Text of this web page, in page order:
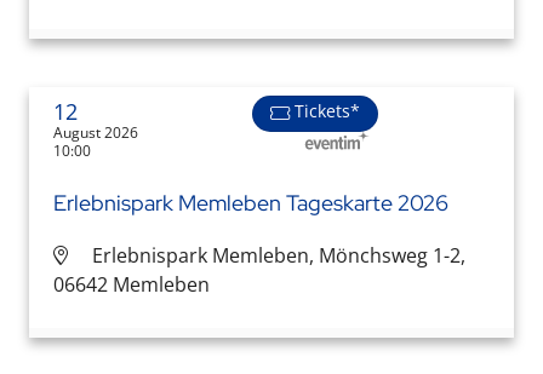
12
August 2026
10:00
Tickets*
Erlebnispark Memleben Tageskarte 2026
Erlebnispark Memleben, Mönchsweg 1-2,
06642 Memleben